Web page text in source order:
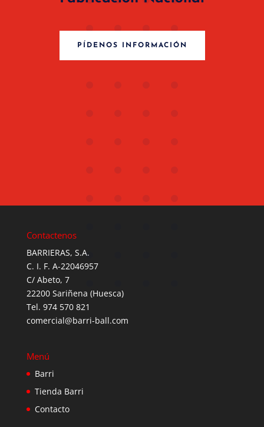
PÍDENOS INFORMACIÓN
Contactenos
BARRIERAS, S.A.
C. I. F. A-22046957
C/ Abeto, 7
22200 Sariñena (Huesca)
Tel. 974 570 821
comercial@barri-ball.com
Menú
Barri
Tienda Barri
Contacto